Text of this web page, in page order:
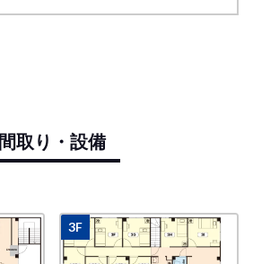
間取り・設備
3F